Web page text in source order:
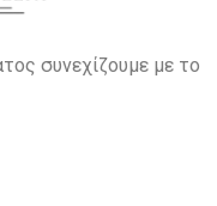
συνεχίζουμε με το